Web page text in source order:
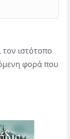
ιστότοπο
φορά που